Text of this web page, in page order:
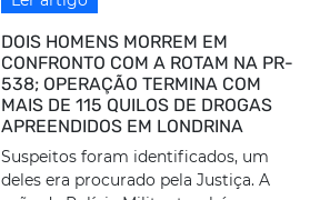
DOIS HOMENS MORREM EM
CONFRONTO COM A ROTAM NA PR-
538; OPERAÇÃO TERMINA COM
MAIS DE 115 QUILOS DE DROGAS
APREENDIDOS EM LONDRINA
Suspeitos foram identificados, um
deles era procurado pela Justiça. A